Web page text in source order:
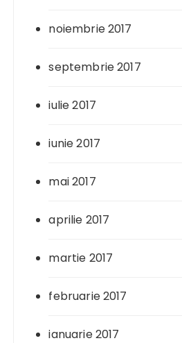
noiembrie 2017
septembrie 2017
iulie 2017
iunie 2017
mai 2017
aprilie 2017
martie 2017
februarie 2017
ianuarie 2017